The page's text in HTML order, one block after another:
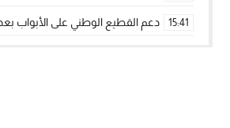
15:41 دعم القطيع الوطني على الأبواب